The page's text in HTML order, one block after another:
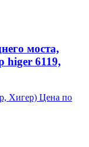
моста,
higer 6119,
Хигер) Цена по